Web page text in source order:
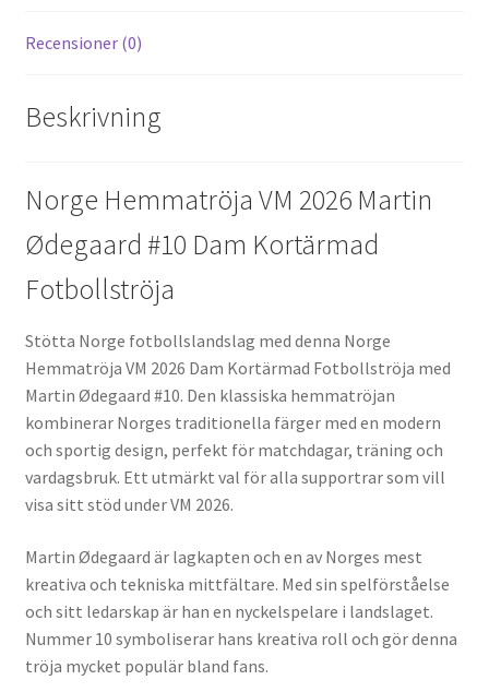
Recensioner (0)
Beskrivning
Norge Hemmatröja VM 2026 Martin
Ødegaard #10 Dam Kortärmad
Fotbollströja
Stötta Norge fotbollslandslag med denna Norge
Hemmatröja VM 2026 Dam Kortärmad Fotbollströja med
Martin Ødegaard #10. Den klassiska hemmatröjan
kombinerar Norges traditionella färger med en modern
och sportig design, perfekt för matchdagar, träning och
vardagsbruk. Ett utmärkt val för alla supportrar som vill
visa sitt stöd under VM 2026.
Martin Ødegaard är lagkapten och en av Norges mest
kreativa och tekniska mittfältare. Med sin spelförståelse
och sitt ledarskap är han en nyckelspelare i landslaget.
Nummer 10 symboliserar hans kreativa roll och gör denna
tröja mycket populär bland fans.